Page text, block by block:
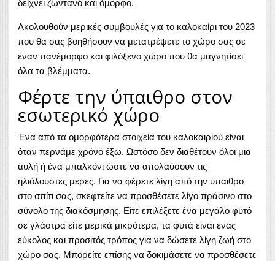
δείχνει ζωντανό και όμορφο.
Ακολουθούν μερικές συμβουλές για το καλοκαίρι του 2023
που θα σας βοηθήσουν να μετατρέψετε το χώρο σας σε
έναν πανέμορφο και φιλόξενο χώρο που θα μαγνητίσει
όλα τα βλέμματα.
Φέρτε την ύπαιθρο στον
εσωτερικό χώρο
Ένα από τα ομορφότερα στοιχεία του καλοκαιριού είναι
όταν περνάμε χρόνο έξω. Ωστόσο δεν διαθέτουν όλοι μια
αυλή ή ένα μπαλκόνι ώστε να απολαύσουν τις
ηλιόλουστες μέρες. Για να φέρετε λίγη από την ύπαιθρο
στο σπίτι σας, σκεφτείτε να προσθέσετε λίγο πράσινο στο
σύνολο της διακόσμησης. Είτε επιλέξετε ένα μεγάλο φυτό
σε γλάστρα είτε μερικά μικρότερα, τα φυτά είναι ένας
εύκολος και προσιτός τρόπος για να δώσετε λίγη ζωή στο
χώρο σας. Μπορείτε επίσης να δοκιμάσετε να προσθέσετε